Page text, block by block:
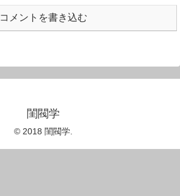
コメントを書き込む
閨閥学
© 2018 閨閥学.